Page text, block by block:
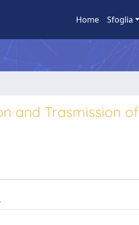
Home Sfoglia
and Trasmission of